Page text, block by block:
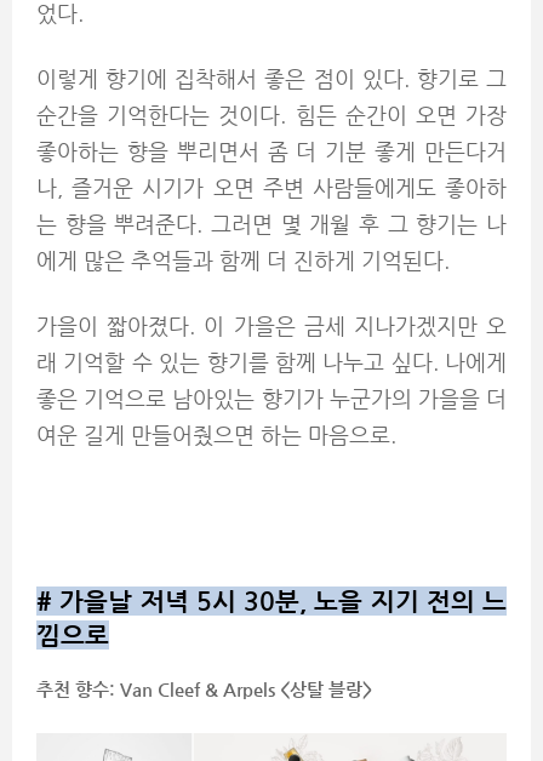
었다.
이렇게 향기에 집착해서 좋은 점이 있다. 향기로 그
순간을 기억한다는 것이다. 힘든 순간이 오면 가장
좋아하는 향을 뿌리면서 좀 더 기분 좋게 만든다거
나, 즐거운 시기가 오면 주변 사람들에게도 좋아하
는 향을 뿌려준다. 그러면 몇 개월 후 그 향기는 나
에게 많은 추억들과 함께 더 진하게 기억된다.
가을이 짧아졌다. 이 가을은 금세 지나가겠지만 오
래 기억할 수 있는 향기를 함께 나누고 싶다. 나에게
좋은 기억으로 남아있는 향기가 누군가의 가을을 더
여운 길게 만들어줬으면 하는 마음으로.
# 가을날 저녁 5시 30분, 노을 지기 전의 느
낌으로
추천 향수: Van Cleef & Arpels <상탈 블랑>